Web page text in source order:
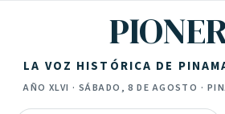
LA VOZ HISTÓRICA DE
AÑO XLVI · SÁBADO, 8 DE AGOSTO ·